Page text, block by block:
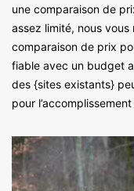
une comparaison de
assez limité, nous
comparaison de prix
fiable avec un budget
des {sites existants}
pour